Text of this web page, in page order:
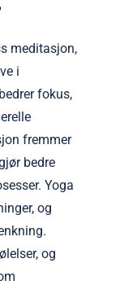
meditasjon,
i
fokus,
fremmer
bedre
Yoga
og
og